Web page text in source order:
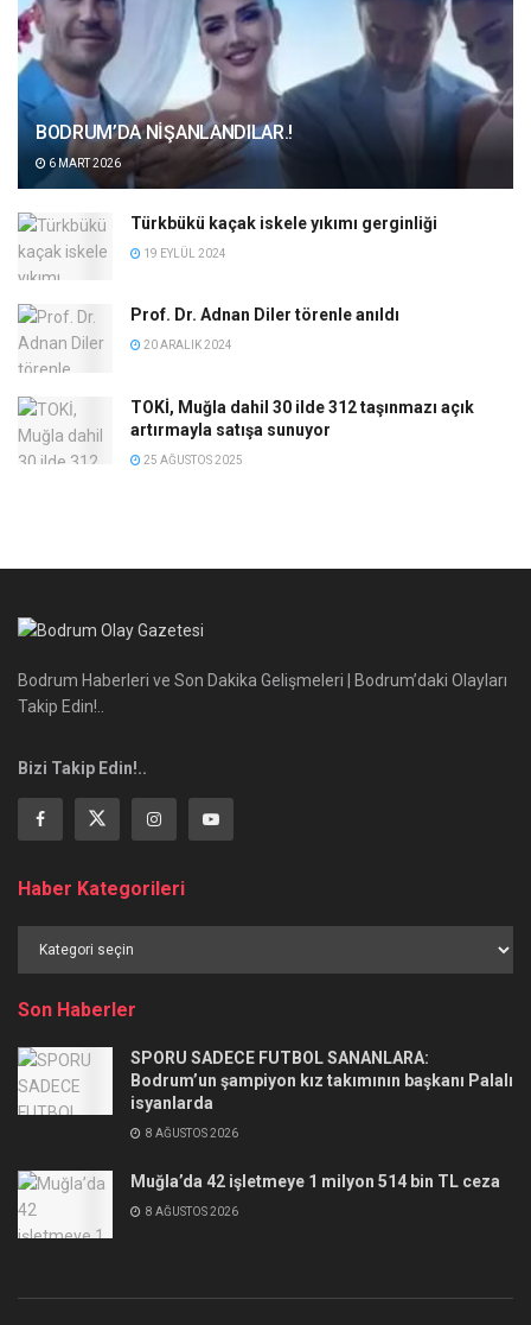
BODRUM’DA NİŞANLANDILAR.!
6 MART 2026
Türkbükü kaçak iskele yıkımı gerginliği
19 EYLÜL 2024
Prof. Dr. Adnan Diler törenle anıldı
20 ARALIK 2024
TOKİ, Muğla dahil 30 ilde 312 taşınmazı açık
artırmayla satışa sunuyor
25 AĞUSTOS 2025
Bodrum Haberleri ve Son Dakika Gelişmeleri | Bodrum’daki Olayları
Takip Edin!..
Bizi Takip Edin!..
Haber Kategorileri
Kategorileri
Son Haberler
SPORU SADECE FUTBOL SANANLARA:
Bodrum’un şampiyon kız takımının başkanı Palalı
isyanlarda
8 AĞUSTOS 2026
Muğla’da 42 işletmeye 1 milyon 514 bin TL ceza
8 AĞUSTOS 2026